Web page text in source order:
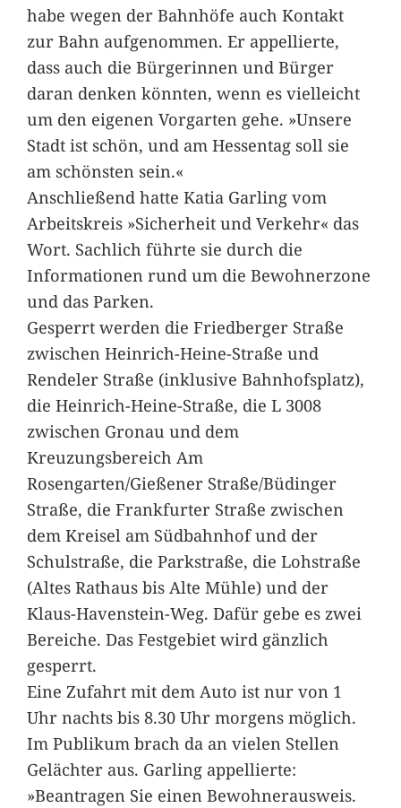
habe wegen der Bahnhöfe auch Kontakt
zur Bahn aufgenommen. Er appellierte,
dass auch die Bürgerinnen und Bürger
daran denken könnten, wenn es vielleicht
um den eigenen Vorgarten gehe. »Unsere
Stadt ist schön, und am Hessentag soll sie
am schönsten sein.«
Anschließend hatte Katia Garling vom
Arbeitskreis »Sicherheit und Verkehr« das
Wort. Sachlich führte sie durch die
Informationen rund um die Bewohnerzone
und das Parken.
Gesperrt werden die Friedberger Straße
zwischen Heinrich-Heine-Straße und
Rendeler Straße (inklusive Bahnhofsplatz),
die Heinrich-Heine-Straße, die L 3008
zwischen Gronau und dem
Kreuzungsbereich Am
Rosengarten/Gießener Straße/Büdinger
Straße, die Frankfurter Straße zwischen
dem Kreisel am Südbahnhof und der
Schulstraße, die Parkstraße, die Lohstraße
(Altes Rathaus bis Alte Mühle) und der
Klaus-Havenstein-Weg. Dafür gebe es zwei
Bereiche. Das Festgebiet wird gänzlich
gesperrt.
Eine Zufahrt mit dem Auto ist nur von 1
Uhr nachts bis 8.30 Uhr morgens möglich.
Im Publikum brach da an vielen Stellen
Gelächter aus. Garling appellierte:
»Beantragen Sie einen Bewohnerausweis.